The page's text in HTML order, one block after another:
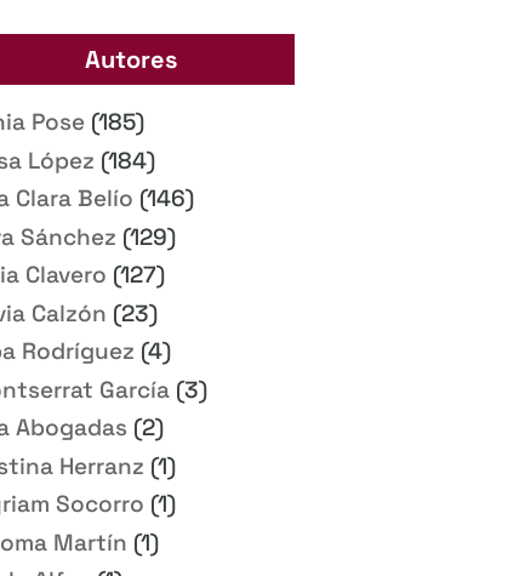
Autores
Pose (185)
López (184)
Clara Belío (146)
Sánchez (129)
Clavero (127)
Calzón (23)
Rodríguez (4)
García (3)
Abogadas (2)
Herranz (1)
Socorro (1)
Martín (1)